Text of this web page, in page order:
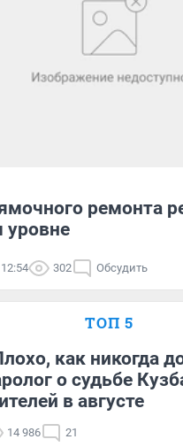
ремонта
302 Обсудить
ТОП 5
как никогда
о судьбе
в августе
14 986 21